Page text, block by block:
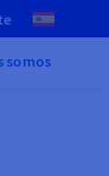
somos